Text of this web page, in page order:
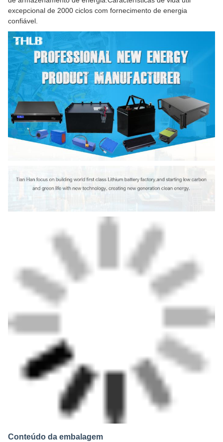
excepcional de 2000 ciclos com fornecimento de energia
confiável.
Conteúdo da embalagem